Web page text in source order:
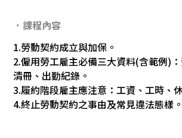
．課程內容
1.勞動契約成立與加保。
2.僱用勞工雇主必備三大資料(含範例)
清冊、出勤紀錄。
3.履約階段雇主應注意：工資、工時、
4.終止勞動契約之事由及常見違法態樣。